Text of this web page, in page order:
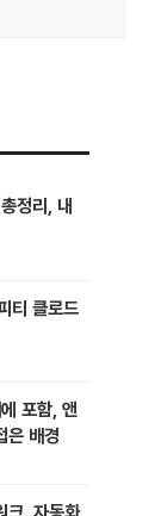
정리, 내
티 클로드
포함, 앤
은 배경